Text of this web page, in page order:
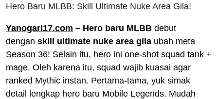
Hero Baru MLBB: Skill Ultimate Nuke Area Gila!
Yanogari17.com – Hero baru MLBB debut
dengan skill ultimate nuke area gila ubah meta
Season 36! Selain itu, hero ini one-shot squad tank +
mage. Oleh karena itu, squad wajib kuasai agar
ranked Mythic instan. Pertama-tama, yuk simak
detail lengkap hero baru Mobile Legends. Mudah